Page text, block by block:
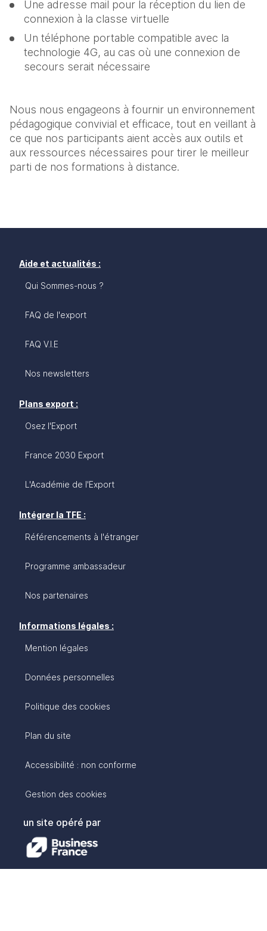
Une adresse mail pour la réception du lien de
connexion à la classe virtuelle
Un téléphone portable compatible avec la
technologie 4G, au cas où une connexion de
secours serait nécessaire
Nous nous engageons à fournir un environnement
pédagogique convivial et efficace, tout en veillant à
ce que nos participants aient accès aux outils et
aux ressources nécessaires pour tirer le meilleur
parti de nos formations à distance.
Aide et actualités :
Qui Sommes-nous ?
FAQ de l'export
FAQ V.I.E
Nos newsletters
Plans export :
Osez l'Export
France 2030 Export
L'Académie de l'Export
Intégrer la TFE :
Référencements à l'étranger
Programme ambassadeur
Nos partenaires
Informations légales :
Mention légales
Données personnelles
Politique des cookies
Plan du site
Accessibilité : non conforme
Gestion des cookies
un site opéré par
avec :